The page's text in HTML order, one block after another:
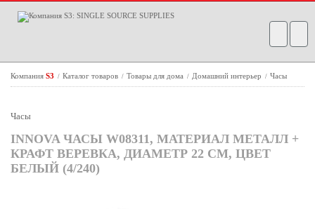
Компания S3 / Каталог товаров / Товары для дома / Домашний интерьер / Часы
Часы
INNOVA ЧАСЫ W08311, МАТЕРИАЛ МЕТАЛЛ +
КРАФТ ВЕРЕВКА, ДИАМЕТР 22 СМ, ЦВЕТ
БЕЛЫЙ (4/240)